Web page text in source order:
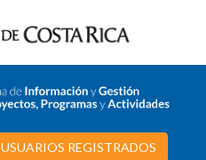
USUARIOS REGISTRADOS